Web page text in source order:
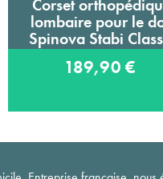
Ajouter au panier
Corset
lombaire pour le
Spinova Stabi
Bauerfeind
189,90 €